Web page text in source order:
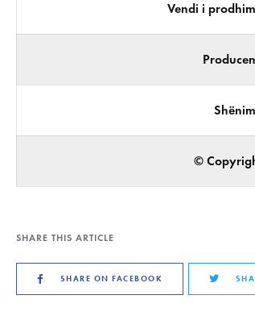
Vendi i
©
SHARE THIS ARTICLE
SHARE ON FACEBOOK